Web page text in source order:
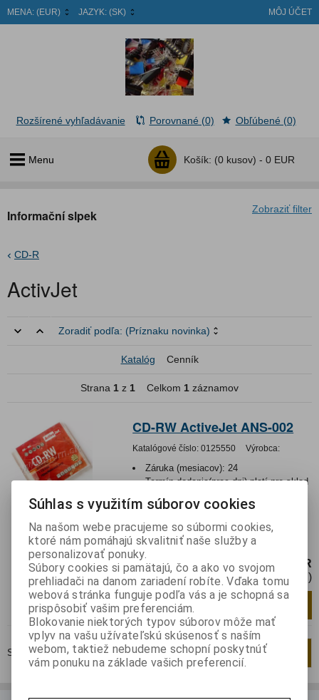
MENA: (EUR) JAZYK: (SK) MÔJ ÚČET
Menu Košík: (0 kusov) - 0 EUR
Rozšírené vyhľadávanie Porovnané (0) Obľúbené (0)
Zobraziť filter
Informační slpek
CD-R
ActivJet
Zoradiť podľa: (Príznaku novinka)
Katalóg Cenník
Strana 1 z 1 Celkom 1 záznamov
CD-RW ActiveJet ANS-002
Katalógové číslo: 0125550 Výrobca:
Záruka (mesiacov): 24
Termín dodania(prac.dni)-platí pre sklad
Hmotnosť balenia:0,09 kg
5901452121037
CD-RW v klasickom JWL obale v celofáne
1,95 EUR
1,59 EUR (Cena bez DPH)
ks Pridať do košíka
Strana1z1Celkom 1záznamov
Súhlas s využitím súborov cookies
Na našom webe pracujeme so súbormi cookies,
ktoré nám pomáhajú skvalitniť naše služby a
personalizovať ponuky.
Súbory cookies si pamätajú, čo a ako vo svojom
prehliadači na danom zariadení robíte. Vďaka tomu
webová stránka funguje podľa vás a je schopná sa
prispôsobiť vašim preferenciám.
Blokovanie niektorých typov súborov môže mať
vplyv na vašu užívateľskú skúsenosť s naším
webom, taktiež nebudeme schopní poskytnúť
vám ponuku na základe vašich preferencií.